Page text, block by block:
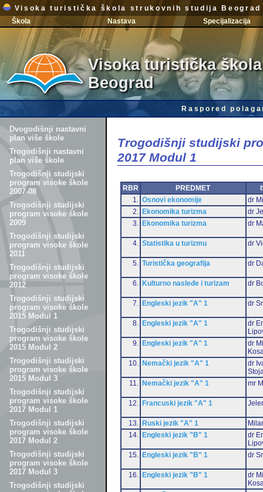
Visoka turistička škola strukovnih studija Beograd
Škola
Nastava Specijalizacija
Visoka turistička
Beograd
Raspored
Dvogodišnji nastavni
plan više škole
Trogodišnji nastavni
plan više škole
Trogodišnji studijski
program visoke škole
2007-08
Trogodišnji studijski
program visoke škole
2009
Trogodišnji studijski
program visoke škole
2011
Trogodišnji studijski
program visoke škole
2012
Trogodišnji studijski
program visoke škole
2015 Modul 1
Trogodišnji studijski
program visoke škole
2015 Modul 2
Trogodišnji studijski
program visoke škole
2015 Modul 3
Trogodišnji studijski
program visoke škole
2017 Modul 1
Trogodišnji studijski
program visoke škole
2017 Modul 2
Trogodišnji studijski
program visoke škole
2017 Modul 3
Trogodišnji studijski
Trogodišnji studijski
2017 Modul 1
RBR PREDMET
1.
Osnovi ekonomije
dr
2.
Ekonomika turizma
dr
3.
Ekonomika turizma dr
4. Statistika u turizmu dr
5. Turistička geografija dr
6. Kulturno nasleđe i turizam dr
7. Engleski jezik "A" 1 dr
8. Engleski jezik "A" 1
dr
9.
Engleski jezik "A" 1
dr
10.
Nemački jezik "A" 1
dr
11.
Nemački jezik "A" 1 mr
12. Francuski jezik "A" 1
13. Ruski jezik "A" 1
14.
Engleski jezik "B" 1
dr
15.
Engleski jezik "B" 1 dr
16. Engleski jezik "B" 1
dr